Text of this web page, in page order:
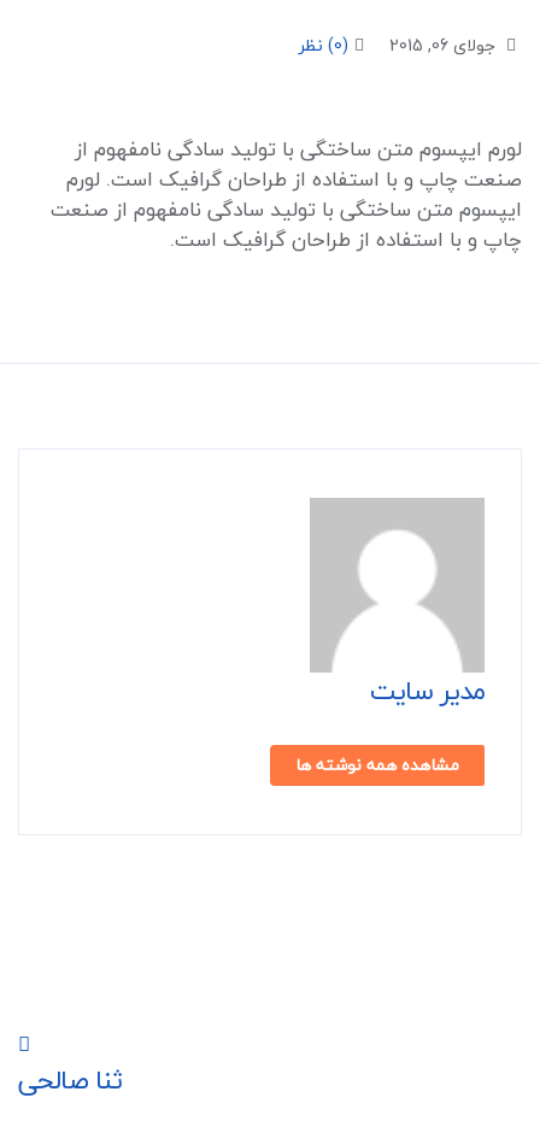
جولای 06, 2015 (0) نظر
لورم ایپسوم متن ساختگی با تولید سادگی نامفهوم از
صنعت چاپ و با استفاده از طراحان گرافیک است. لورم
ایپسوم متن ساختگی با تولید سادگی نامفهوم از صنعت
چاپ و با استفاده از طراحان گرافیک است.
مدیر سایت
مشاهده همه نوشته ها
ثنا صالحی